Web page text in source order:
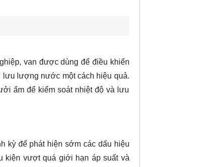
van được dùng để điều khiển
lưu lượng nước một cách hiệu quả.
ấm để kiểm soát nhiệt độ và lưu
kỳ để phát hiện sớm các dấu hiệu
kiện vượt quá giới hạn áp suất và